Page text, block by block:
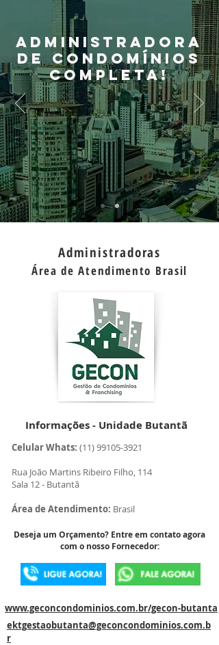
Administradora
de Condomínios
completa!
Administradoras
Área de Atendimento Brasil
Informações - Unidade Butantã
Celular Whats: (11) 99105-3921
Rua João Martins Ribeiro Filho, 114
Sala 12 - Butantã
Área de Atendimento: Brasil
Deseja um Orçamento? Entre em contato agora
com o nosso Fornecedor:
www.geconcondominios.com.br/gecon-butanta
ektgestaobutanta@geconcondominios.com.b
r